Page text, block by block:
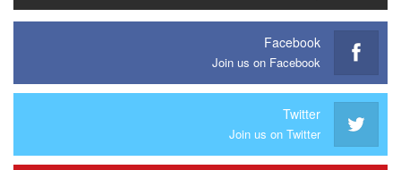
Facebook
Join us on Facebook
Twitter
Join us on Twitter